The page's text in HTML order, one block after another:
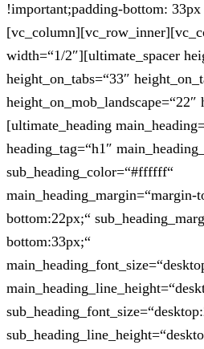
!important;padding-bottom:
width=“1/2″][ultimate_spacer
height_on_tabs=“33″
height_on_mob_landscape=“22″
[ultimate_heading
heading_tag=“h1″
sub_heading_color=“#ffffff“
main_heading_margin=“margin-
bottom:22px;“
bottom:33px;“